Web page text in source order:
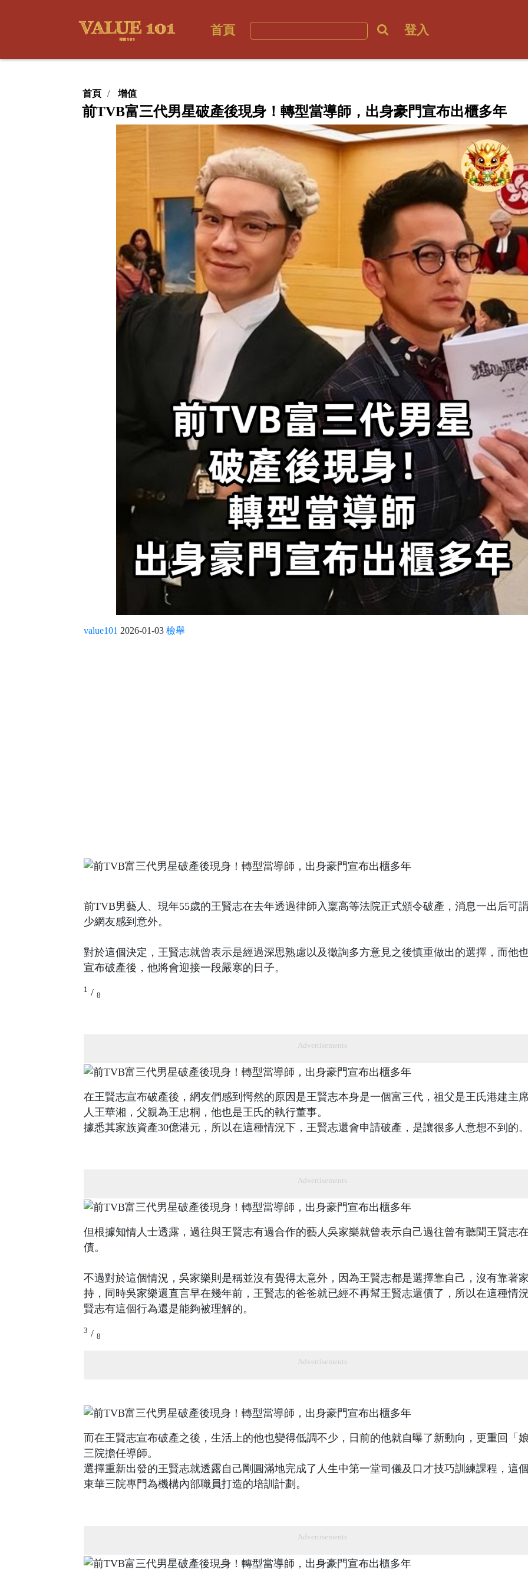
首頁 登入
首頁 增值
前TVB富三代男星破產後現身！轉型當導師，出身豪門宣布出櫃多年
value101 2026-01-03 檢舉
前TVB男藝人、現年55歲的王賢志在去年透過律師入稟高等法院正式頒令破產，消息一出后可
少網友感到意外。
對於這個決定，王賢志就曾表示是經過深思熟慮以及徵詢多方意見之後慎重做出的選擇，而他
宣布破產後，他將會迎接一段嚴寒的日子。
1 / 8
Advertisements
在王賢志宣布破產後，網友們感到愕然的原因是王賢志本身是一個富三代，祖父是王氏港建主
人王華湘，父親為王忠桐，他也是王氏的執行董事。
據悉其家族資產30億港元，所以在這種情況下，王賢志還會申請破產，是讓很多人意想不到的。
Advertisements
但根據知情人士透露，過往與王賢志有過合作的藝人吳家樂就曾表示自己過往曾有聽聞王賢志
債。
不過對於這個情況，吳家樂則是稱並沒有覺得太意外，因為王賢志都是選擇靠自己，沒有靠著
持，同時吳家樂還直言早在幾年前，王賢志的爸爸就已經不再幫王賢志還債了，所以在這種情
賢志有這個行為還是能夠被理解的。
3 / 8
Advertisements
而在王賢志宣布破產之後，生活上的他也變得低調不少，日前的他就自曝了新動向，更重回「
三院擔任導師。
選擇重新出發的王賢志就透露自己剛圓滿地完成了人生中第一堂司儀及口才技巧訓練課程，這
東華三院專門為機構內部職員打造的培訓計劃。
Advertisements